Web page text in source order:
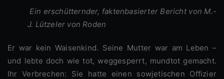
Ein erschütternder, faktenbasierter Bericht von M.-
J. Lützeler von Roden
Er war kein Waisenkind. Seine Mutter war am Leben –
und lebte doch wie tot, weggesperrt, mundtot gemacht.
Ihr Verbrechen: Sie hatte einen sowjetischen Offizier